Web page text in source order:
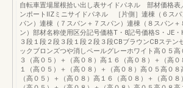
自転車置場屋根拾い出し表サイドパネル 部材価格表
ンポートⅡZミニサイドパネル ［片側］連棟（６スパ
パン）連棟（７スパン＋７スパン）連棟（８スパン＋
ン）部材名称使用区分記号価格T・8記号価格S・JE・
３段１段２段３段１段２段３段CBブラウンCBステン
ックブロンズつや消しペールグレーホワイト高０５高
３（高０５）＋（高０８）高１６（高０８）＋（高０
１（高０５）＋（高０８）＋（高０８）高０５高０８
（高０５）＋（高０８）高１６（高０８）＋（高０８